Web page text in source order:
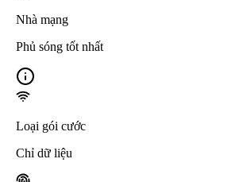
Nhà mạng
Phủ sóng tốt nhất
Loại gói cước
Chỉ dữ liệu